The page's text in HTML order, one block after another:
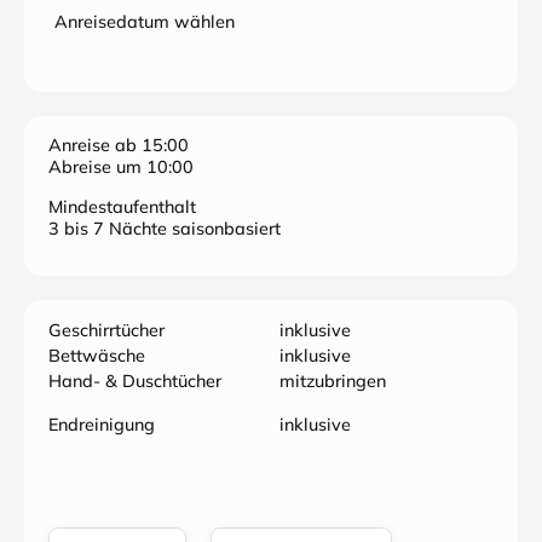
Anreisedatum wählen
Anreise ab 15:00
Abreise um 10:00
Mindestaufenthalt
3 bis 7 Nächte saisonbasiert
Geschirrtücher
inklusive
Bettwäsche
inklusive
Hand- & Duschtücher
mitzubringen
Endreinigung
inklusive